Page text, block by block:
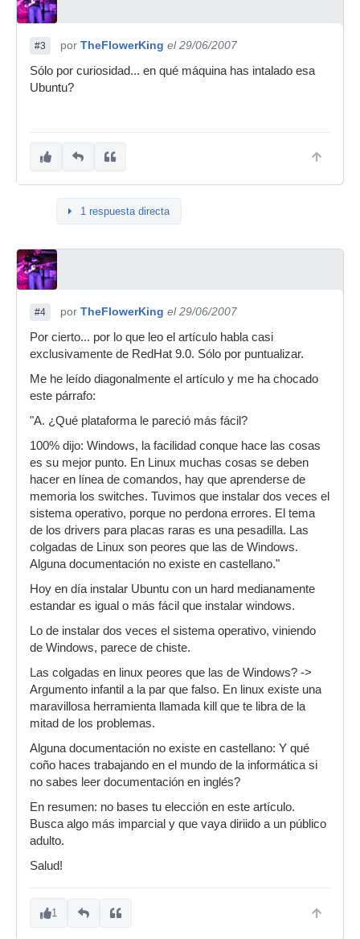
#3 por TheFlowerKing el 29/06/2007
Sólo por curiosidad... en qué máquina has intalado esa
Ubuntu?
1 respuesta directa
#4 por TheFlowerKing el 29/06/2007
Por cierto... por lo que leo el artículo habla casi
exclusivamente de RedHat 9.0. Sólo por puntualizar.
Me he leído diagonalmente el artículo y me ha chocado
este párrafo:
"A. ¿Qué plataforma le pareció más fácil?
100% dijo: Windows, la facilidad conque hace las cosas
es su mejor punto. En Linux muchas cosas se deben
hacer en línea de comandos, hay que aprenderse de
memoria los switches. Tuvimos que instalar dos veces el
sistema operativo, porque no perdona errores. El tema
de los drivers para placas raras es una pesadilla. Las
colgadas de Linux son peores que las de Windows.
Alguna documentación no existe en castellano."
Hoy en día instalar Ubuntu con un hard medianamente
estandar es igual o más fácil que instalar windows.
Lo de instalar dos veces el sistema operativo, viniendo
de Windows, parece de chiste.
Las colgadas en linux peores que las de Windows? ->
Argumento infantil a la par que falso. En linux existe una
maravillosa herramienta llamada kill que te libra de la
mitad de los problemas.
Alguna documentación no existe en castellano: Y qué
coño haces trabajando en el mundo de la informática si
no sabes leer documentación en inglés?
En resumen: no bases tu elección en este artículo.
Busca algo más imparcial y que vaya diriido a un público
adulto.
Salud!
1